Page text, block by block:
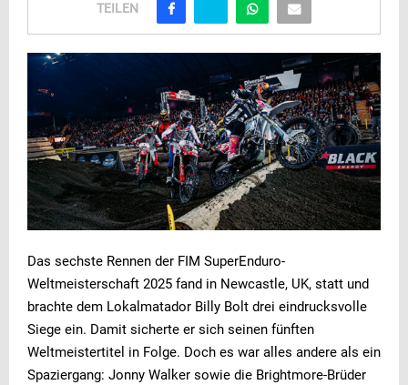
TEILEN
Das sechste Rennen der FIM SuperEnduro-
Weltmeisterschaft 2025 fand in Newcastle, UK, statt und
brachte dem Lokalmatador Billy Bolt drei eindrucksvolle
Siege ein. Damit sicherte er sich seinen fünften
Weltmeistertitel in Folge. Doch es war alles andere als ein
Spaziergang: Jonny Walker sowie die Brightmore-Brüder